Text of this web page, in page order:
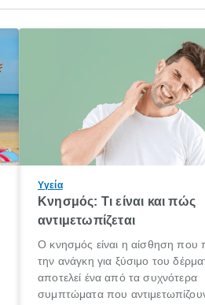
Υγεία
Κνησμός: Τι είναι και πώς
αντιμετωπίζεται
Ο κνησμός είναι η αίσθηση που
την ανάγκη για ξύσιμο του
αποτελεί ένα από τα συχνότερα
συμπτώματα που